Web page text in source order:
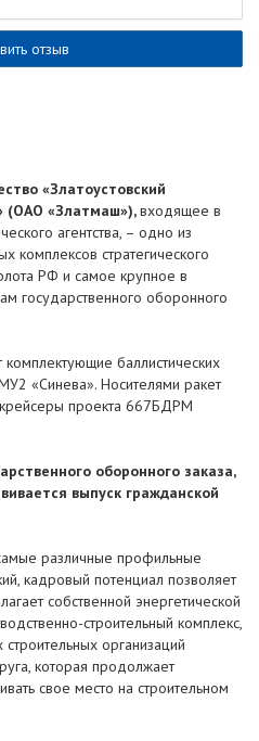
отзыв
«Златоустовский
(ОАО «Златмаш»),входящее в
агентства, – одно из
комплексов стратегического
РФ и самое крупное в
государственного оборонного
комплектующие баллистических
«Синева». Носителями ракет
проекта 667БДРМ
оборонного заказа,
выпуск гражданской
различные профильные
кадровый потенциал позволяет
собственной энергетической
строительный комплекс,
организаций
которая продолжает
свое место на строительном